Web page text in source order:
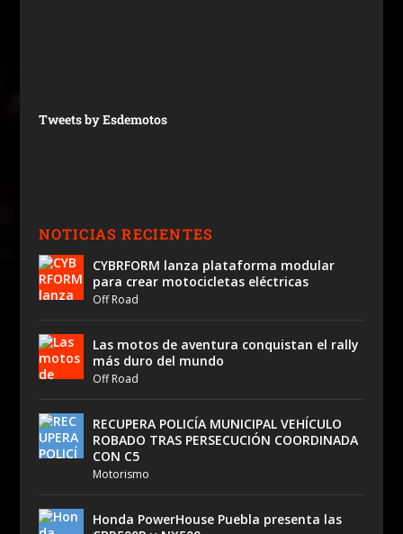
Tweets by Esdemotos
NOTICIAS RECIENTES
CYBRFORM lanza plataforma modular
para crear motocicletas eléctricas
Off Road
Las motos de aventura conquistan el rally
más duro del mundo
Off Road
RECUPERA POLICÍA MUNICIPAL VEHÍCULO
ROBADO TRAS PERSECUCIÓN COORDINADA
CON C5
Motorismo
Honda PowerHouse Puebla presenta las